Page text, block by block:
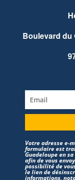
Boulevard du
Votre adresse e-
formulaire est
Guadeloupe en
afin de vous
possibilité de
le lien de
informations,